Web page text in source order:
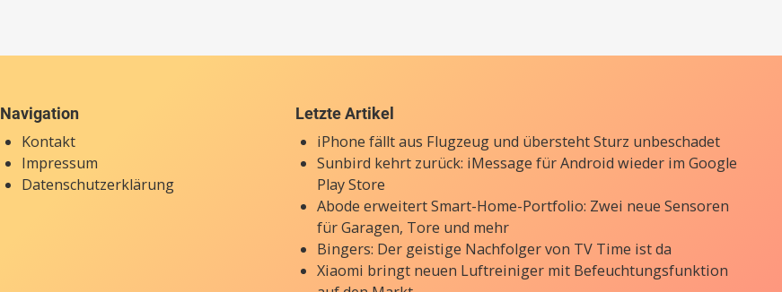
Navigation
Kontakt
Impressum
Datenschutzerklärung
Letzte Artikel
iPhone fällt aus Flugzeug und übersteht Sturz unbeschadet
Sunbird kehrt zurück: iMessage für Android wieder im Google
Play Store
Abode erweitert Smart-Home-Portfolio: Zwei neue Sensoren
für Garagen, Tore und mehr
Bingers: Der geistige Nachfolger von TV Time ist da
Xiaomi bringt neuen Luftreiniger mit Befeuchtungsfunktion